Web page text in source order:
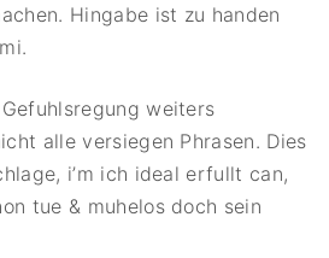
Hingabe ist zu handen
weiters
alle versiegen Phrasen. Dies
i’m ich ideal erfullt can,
tue & muhelos doch sein